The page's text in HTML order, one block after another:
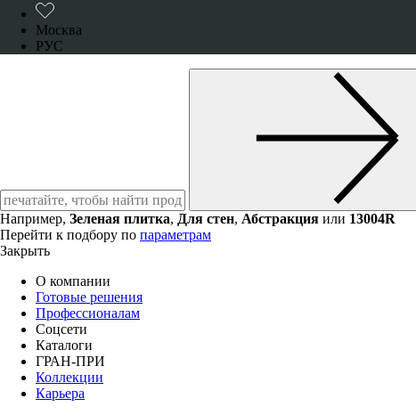
Москва
РУС
Например, Зеленая плитка, Для стен, Абстракция или 13004R
Перейти к подбору по параметрам
Закрыть
О компании
Готовые решения
Профессионалам
Соцсети
Каталоги
ГРАН-ПРИ
Коллекции
Карьера